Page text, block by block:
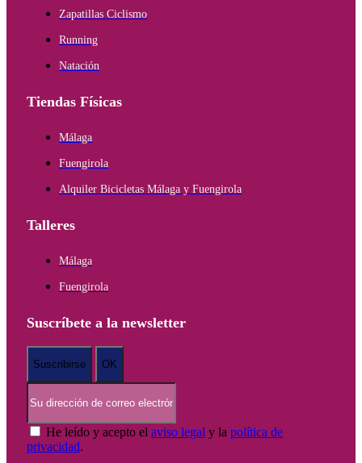
Zapatillas Ciclismo
Running
Natación
Tiendas Físicas
Málaga
Fuengirola
Alquiler Bicicletas Málaga y Fuengirola
Talleres
Málaga
Fuengirola
Suscríbete a la newsletter
He leído y acepto el aviso legal y la política de
privacidad.